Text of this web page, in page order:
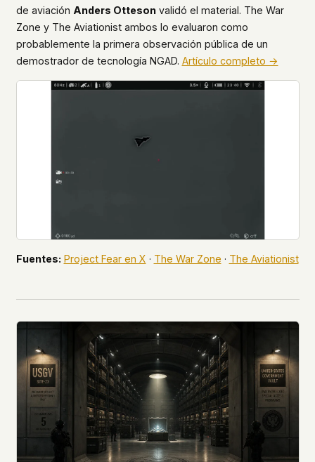
de aviación Anders Ottesonvalidó el material. The War
Zone y The Aviationist ambos lo evaluaron como
probablemente la primera observación pública de un
demostrador de tecnología NGAD. Artículo completo →
Fuentes: Project Fear en X · The War Zone · The Aviationist